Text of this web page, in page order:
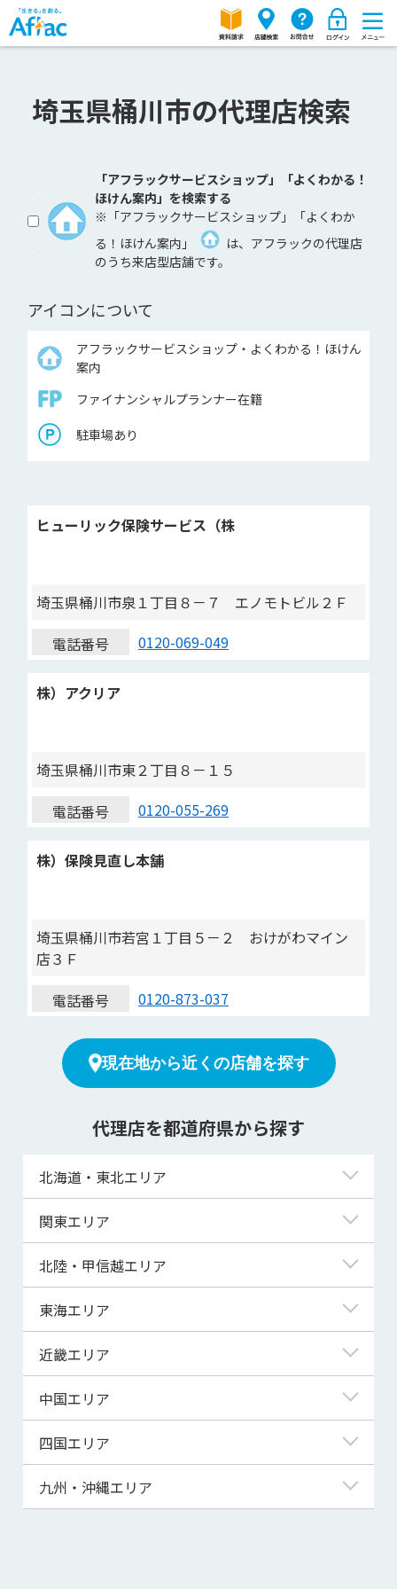
埼玉県桶川市の代理店検索
「アフラックサービスショップ」「よくわかる！
ほけん案内」を検索する
※「アフラックサービスショップ」「よくわか
る！ほけん案内」
は、アフラックの代理店
のうち来店型店舗です。
アイコンについて
アフラックサービスショップ・よくわかる！ほけん
案内
ファイナンシャルプランナー在籍
駐車場あり
ヒューリック保険サービス（株
埼玉県桶川市泉１丁目８－７ エノモトビル２Ｆ
電話番号
0120-069-049
株）アクリア
埼玉県桶川市東２丁目８－１５
電話番号
0120-055-269
株）保険見直し本舗
埼玉県桶川市若宮１丁目５－２ おけがわマイン
店３Ｆ
電話番号
0120-873-037
現在地から近くの店舗を探す
代理店を都道府県から探す
北海道・東北エリア
北海道
青森県
宮城県
秋田県
山形県
関東エリア
東京都
神奈川県
埼玉県
千葉県
茨城県
群馬県
北陸・甲信越エリア
新潟県
富山県
福井県
山梨県
長野県
東海エリア
岐阜県
静岡県
三重県
近畿エリア
滋賀県
京都府
大阪府
兵庫県
中国エリア
鳥取県
島根県
四国エリア
徳島県
九州・沖縄エリア